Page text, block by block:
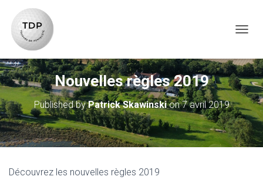
Nouvelles règles 2019
Published byPatrick Skawinskion7 avril 2019
Découvrez les nouvelles règles 2019